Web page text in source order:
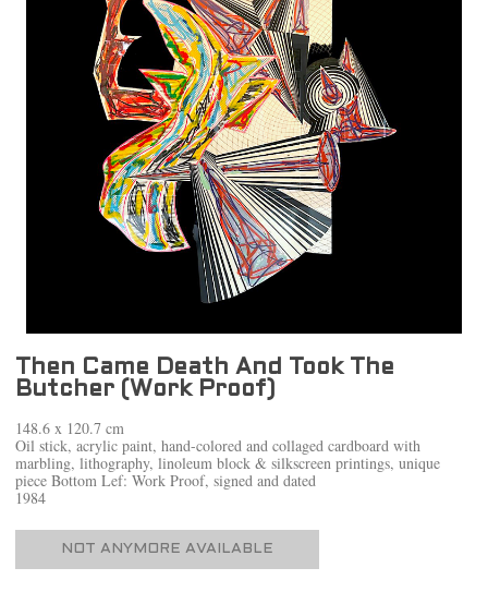
Then Came Death And Took The
Butcher (Work Proof)
148.6 x 120.7 cm
Oil stick, acrylic paint, hand-colored and collaged cardboard with
marbling, lithography, linoleum block & silkscreen printings, unique
piece Bottom Lef: Work Proof, signed and dated
1984
NOT ANYMORE AVAILABLE